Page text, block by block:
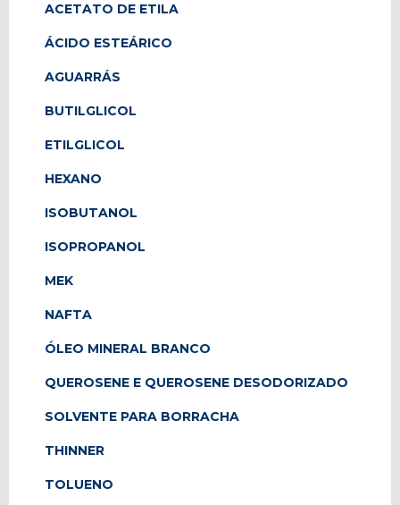
ACETATO DE ETILA
ÁCIDO ESTEÁRICO
AGUARRÁS
BUTILGLICOL
ETILGLICOL
HEXANO
ISOBUTANOL
ISOPROPANOL
MEK
NAFTA
ÓLEO MINERAL BRANCO
QUEROSENE E QUEROSENE DESODORIZADO
SOLVENTE PARA BORRACHA
THINNER
TOLUENO